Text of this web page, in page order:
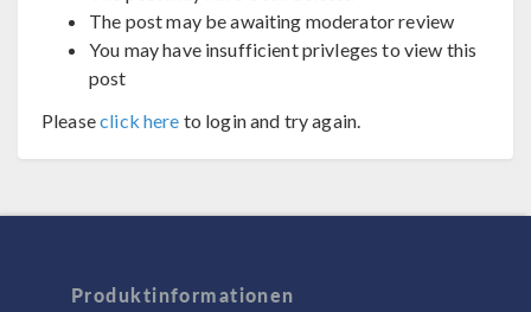
The post may be awaiting moderator review
You may have insufficient privleges to view this
post
Pleaseclick here to login and try again.
Produktinformationen